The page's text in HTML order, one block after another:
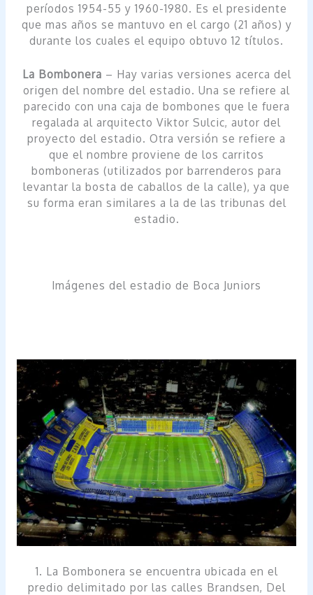
períodos 1954-55 y 1960-1980. Es el presidente
que mas años se mantuvo en el cargo (21 años) y
durante los cuales el equipo obtuvo 12 títulos.
La Bombonera – Hay varias versiones acerca del
origen del nombre del estadio. Una se refiere al
parecido con una caja de bombones que le fuera
regalada al arquitecto Viktor Sulcic, autor del
proyecto del estadio. Otra versión se refiere a
que el nombre proviene de los carritos
bomboneras (utilizados por barrenderos para
levantar la bosta de caballos de la calle), ya que
su forma eran similares a la de las tribunas del
estadio.
Imágenes del estadio de Boca Juniors
1. La Bombonera se encuentra ubicada en el
predio delimitado por las calles Brandsen, Del